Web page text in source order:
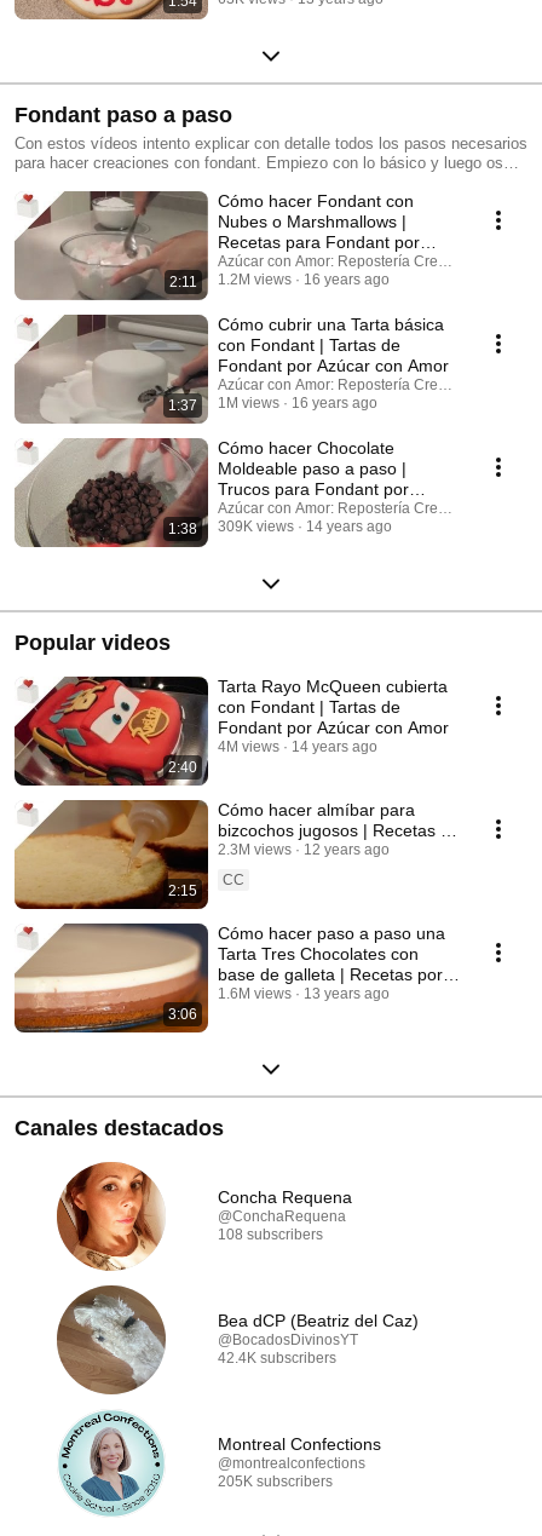
Fondant paso a paso
Con estos vídeos intento explicar con detalle todos los pasos necesarios
para hacer creaciones con fondant. Empiezo con lo básico y luego os
2:11
Cómo hacer Fondant con
Nubes o Marshmallows |
Recetas para Fondant por
Azúcar con Amor
Azúcar con Amor: Repostería Creativa
1.2M views
16 years ago
1:37
Cómo cubrir una Tarta básica
con Fondant | Tartas de
Fondant por Azúcar con Amor
Azúcar con Amor: Repostería Creativa
1M views
16 years ago
1:38
Cómo hacer Chocolate
Moldeable paso a paso |
Trucos para Fondant por
Azúcar con Amor
Azúcar con Amor: Repostería Creativa
309K views
14 years ago
Popular videos
2:40
Tarta Rayo McQueen cubierta
con Fondant | Tartas de
Fondant por Azúcar con Amor
4M views 14 years ago
2:15
Cómo hacer almíbar para
bizcochos jugosos | Recetas de
repostería por Azúcar con
Amor
2.3M views
12 years ago
CC
3:06
Cómo hacer paso a paso una
Tarta Tres Chocolates con
base de galleta | Recetas por
Azúcar con Amor
1.6M views 13 years ago
Canales destacados
Concha Requena
@ConchaRequena
108 subscribers
Bea dCP (Beatriz del Caz)
@BocadosDivinosYT
42.4K subscribers
Montreal Confections
@montrealconfections
205K subscribers